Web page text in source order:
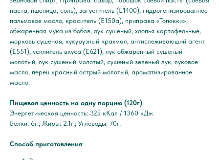
паста, пшеница, соль), загуститель (E1400), гидрогенизированное
пальмовое масло, краситель (E150a), приправа «Топокки»,
обжаренная мука из бобов, лук сушеный, хлопья картофельные,
морковь сушеная, кукурузный крахмал, антислеживающий агент
(E551), усилитель вкуса (E621), лук обжаренный сушеный
молотый, лук сушеный молотый, сушеный зеленый лук, луковое
масло, перец красный острый молотый, ароматизированное
масло.
Пищевая ценность на одну порцию (120г)
Энергетическая ценность: 325 кКал / 1360 кДж
Белки: 6г.; Жиры: 2.1г.; Углеводы: 70г.
Способ приготовления: